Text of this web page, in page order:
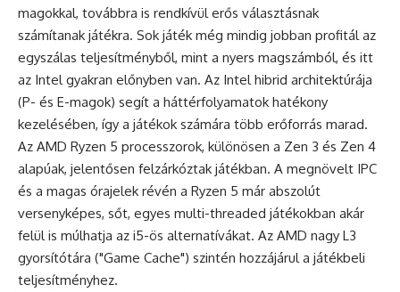
magokkal, továbbra is rendkívül erős választásnak
számítanak játékra. Sok játék még mindig jobban profitál az
egyszálas teljesítményből, mint a nyers magszámból, és itt
az Intel gyakran előnyben van. Az Intel hibrid architektúrája
(P- és E-magok) segít a háttérfolyamatok hatékony
kezelésében, így a játékok számára több erőforrás marad.
Az AMD Ryzen 5 processzorok, különösen a Zen 3 és Zen 4
alapúak, jelentősen felzárkóztak játékban. A megnövelt IPC
és a magas órajelek révén a Ryzen 5 már abszolút
versenyképes, sőt, egyes multi-threaded játékokban akár
felül is múlhatja az i5-ös alternatívákat. Az AMD nagy L3
gyorsítótára ("Game Cache") szintén hozzájárul a játékbeli
teljesítményhez.